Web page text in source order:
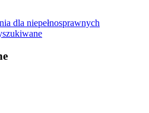
dla niepełnosprawnych